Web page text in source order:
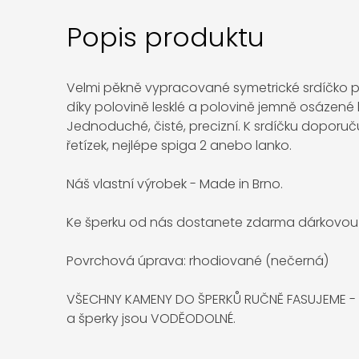
Popis produktu
Velmi pěkně vypracované symetrické srdíčko
díky polovině lesklé a polovině jemně
Jednoduché, čisté, precizní. K srdíčku
řetízek, nejlépe spiga 2 anebo lanko.
Náš vlastní výrobek - Made in Brno.
Ke šperku od nás dostanete zdarma
Povrchová úprava: rhodiované (nečerná)
VŠECHNY KAMENY DO ŠPERKŮ RUČNĚ
a šperky jsou VODĚODOLNÉ.